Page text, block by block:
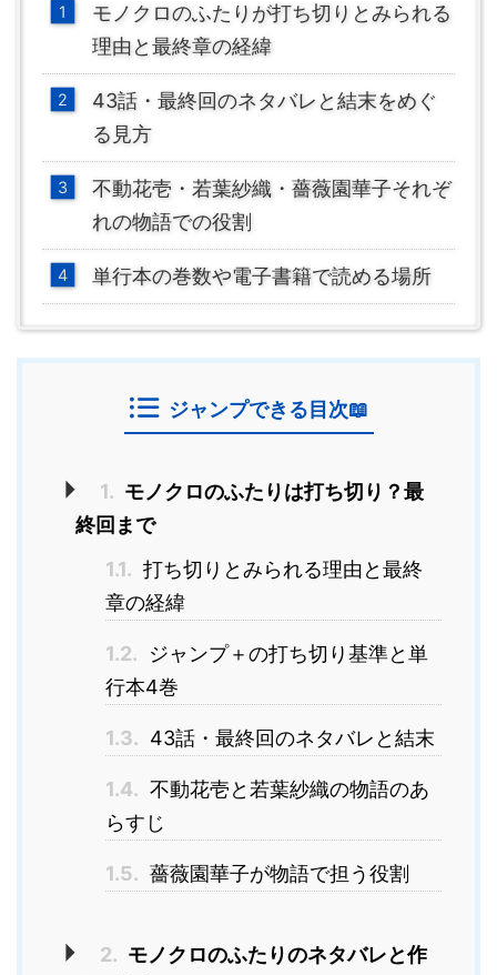
モノクロのふたりが打ち切りとみられる
理由と最終章の経緯
43話・最終回のネタバレと結末をめぐ
る見方
不動花壱・若葉紗織・薔薇園華子それぞ
れの物語での役割
単行本の巻数や電子書籍で読める場所
ジャンプできる目次📖
1. モノクロのふたりは打ち切り？最
終回まで
1.1. 打ち切りとみられる理由と最終
章の経緯
1.2.
ジャンプ＋の打ち切り基準と単
行本4巻
1.3. 43話・最終回のネタバレと結末
1.4. 不動花壱と若葉紗織の物語のあ
らすじ
1.5. 薔薇園華子が物語で担う役割
2. モノクロのふたりのネタバレと作